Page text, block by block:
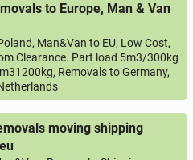
to Europe, Man & Van
Man&Van to EU, Low Cost,
Clearance. Part load 5m3/300kg
Removals to Germany,
moving shipping